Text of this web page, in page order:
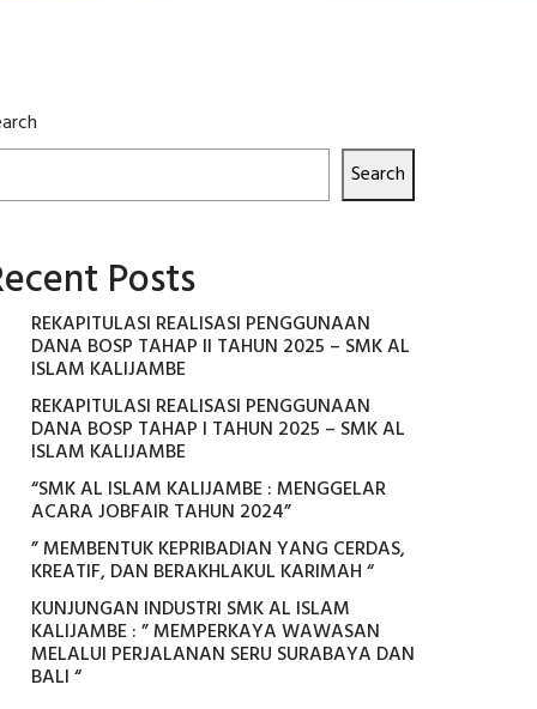
Search
Posts
REKAPITULASI REALISASI PENGGUNAAN
DANA BOSP TAHAP II TAHUN 2025 – SMK AL
ISLAM KALIJAMBE
REKAPITULASI REALISASI PENGGUNAAN
DANA BOSP TAHAP I TAHUN 2025 – SMK AL
ISLAM KALIJAMBE
“SMK AL ISLAM KALIJAMBE : MENGGELAR
ACARA JOBFAIR TAHUN 2024”
” MEMBENTUK KEPRIBADIAN YANG CERDAS,
KREATIF, DAN BERAKHLAKUL KARIMAH “
KUNJUNGAN INDUSTRI SMK AL ISLAM
KALIJAMBE : ” MEMPERKAYA WAWASAN
MELALUI PERJALANAN SERU SURABAYA DAN
BALI “